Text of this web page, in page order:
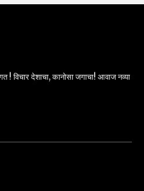
! विचार देशाचा, कानोसा जगाचा! आवाज नव्या